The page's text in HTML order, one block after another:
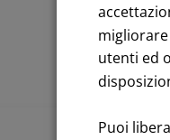
migliorare
utenti ed
Puoi